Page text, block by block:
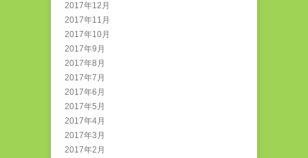
2017年12月
2017年11月
2017年10月
2017年9月
2017年8月
2017年7月
2017年6月
2017年5月
2017年4月
2017年3月
2017年2月